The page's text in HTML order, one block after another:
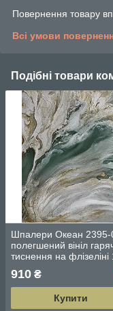
Повернення товару
Всі умови
Подібні товари
Шпалери Океан 2395-
полегшений вініл
тиснення на флізеліні
м ширина 1.06 м = 5
по 3 метри
910 ₴
Купити